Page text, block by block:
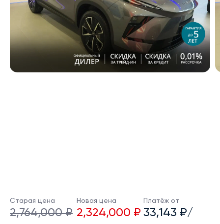
Старая цена
2,764,000 ₽
Новая цена
2,324,000 ₽
Платёж от
33,143 ₽/